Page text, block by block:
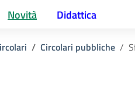
Novità Didattica
Circolari pubbliche